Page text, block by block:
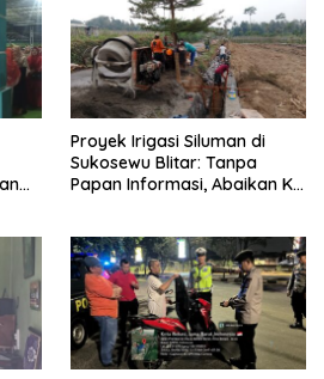
Proyek Irigasi Siluman di
Sukosewu Blitar: Tanpa
Papan Informasi, Abaikan K3,